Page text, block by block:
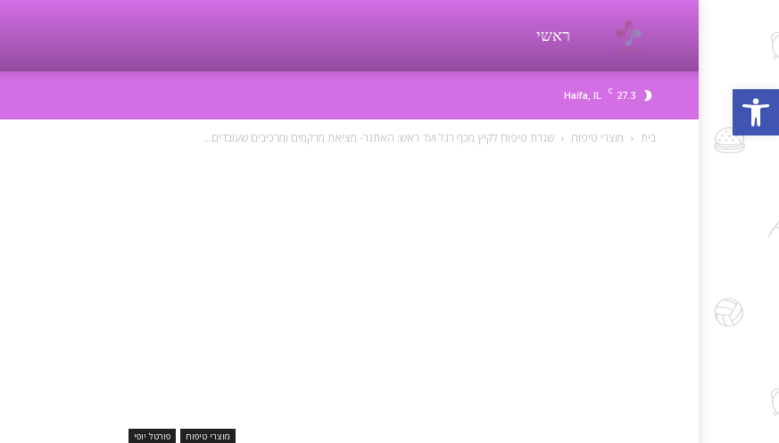
פתח סרגל נגישות
פורטל
ראשי
27.3
C
Haifa, IL
בית מוצרי טיפוח שגרת טיפוח לקיץ מכף רגל ועד ראש: האתגר- מציאת מרקמים ומרכיבים שעובדים...
מוצרי טיפוח פורטל יופי